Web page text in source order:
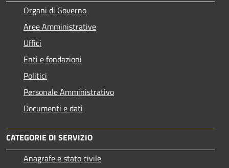
Organi di Governo
Aree Amministrative
Uffici
Enti e fondazioni
Politici
Personale Amministrativo
Documenti e dati
CATEGORIE DI SERVIZIO
Anagrafe e stato civile